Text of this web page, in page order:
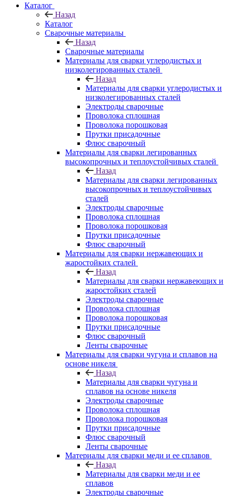
Каталог
Назад
Каталог
Сварочные материалы
Назад
Сварочные материалы
Материалы для сварки углеродистых и
низколегированных сталей
Назад
Материалы для сварки углеродистых и
низколегированных сталей
Электроды сварочные
Проволока сплошная
Проволока порошковая
Прутки присадочные
Флюс сварочный
Материалы для сварки легированных
высокопрочных и теплоустойчивых сталей
Назад
Материалы для сварки легированных
высокопрочных и теплоустойчивых
сталей
Электроды сварочные
Проволока сплошная
Проволока порошковая
Прутки присадочные
Флюс сварочный
Материалы для сварки нержавеющих и
жаростойких сталей
Назад
Материалы для сварки нержавеющих и
жаростойких сталей
Электроды сварочные
Проволока сплошная
Проволока порошковая
Прутки присадочные
Флюс сварочный
Ленты сварочные
Материалы для сварки чугуна и сплавов на
основе никеля
Назад
Материалы для сварки чугуна и
сплавов на основе никеля
Электроды сварочные
Проволока сплошная
Проволока порошковая
Прутки присадочные
Флюс сварочный
Ленты сварочные
Материалы для сварки меди и ее сплавов
Назад
Материалы для сварки меди и ее
сплавов
Электроды сварочные